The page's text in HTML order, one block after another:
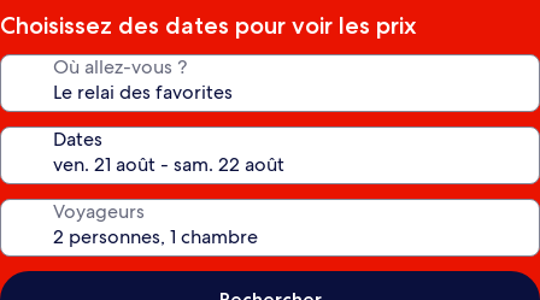
Choisissez des dates pour voir les prix
Où allez-vous ?
Dates
Voyageurs